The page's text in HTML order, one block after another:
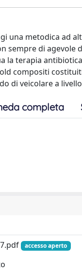
una metodica ad
sempre di
la terapia
compositi
di veicolare a
completa
accesso aperto